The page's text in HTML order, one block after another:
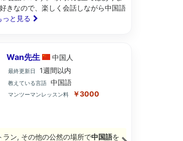
きなので、楽しく会話しながら中国語
っと見る
Wan先生 中国 人
最終更新日 1週間以内
教えている言語 中国語
マンツーマンレッスン料 ￥3000
ラン, その他の公然の場所で中国語を